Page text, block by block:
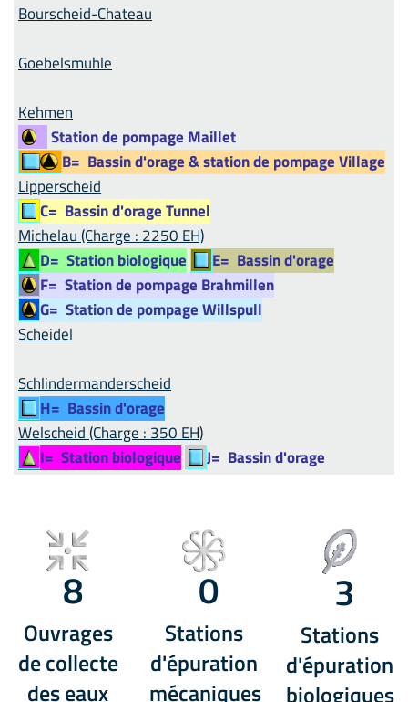
Bourscheid-Chateau
Goebelsmuhle
Kehmen
Station de pompage Maillet
B=
Bassin d'orage & station de pompage Village
Lipperscheid
C=
Bassin d'orage Tunnel
Michelau (Charge : 2250 EH)
D= Station biologique E= Bassin d'orage
F=
Station de pompage Brahmillen
G=
Station de pompage Willspull
Scheidel
Schlindermanderscheid
H= Bassin d'orage
Welscheid (Charge : 350 EH)
I= Station biologique J= Bassin d'orage
8
Ouvrages
de collecte
des eaux
0
Stations
d'épuration
mécaniques
3
Stations
d'épuration
biologiques